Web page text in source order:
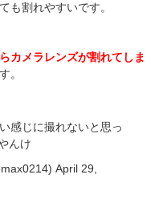
も割れやすいです。
カメラレンズが割れてしま
。
感じに撮れないと思っ
んけ
April 29,